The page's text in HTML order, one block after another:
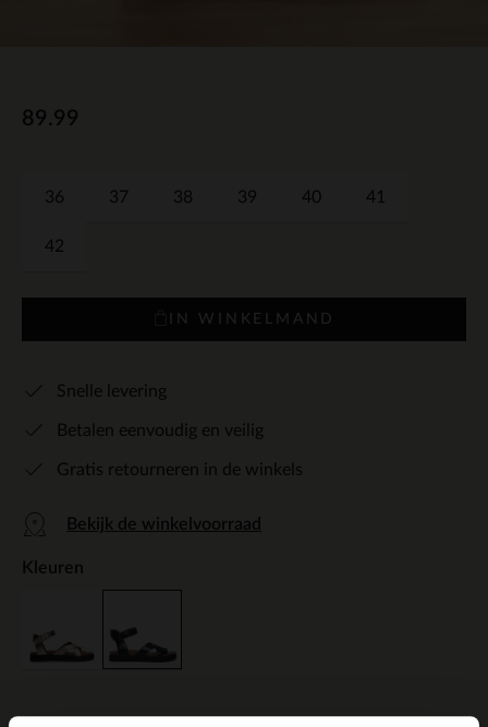
89.99
36 37 38 39 40 41
42
IN WINKELMAND
Snelle levering
Betalen eenvoudig en veilig
Gratis retourneren in de winkels
Bekijk de winkelvoorraad
Kleuren